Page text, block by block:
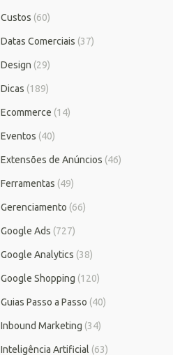
Custos (60)
Datas Comerciais (37)
Design (29)
Dicas (189)
Ecommerce (14)
Eventos (40)
Extensões de Anúncios (46)
Ferramentas (49)
Gerenciamento (66)
Google Ads (727)
Google Analytics (38)
Google Shopping (120)
Guias Passo a Passo (40)
Inbound Marketing (34)
Inteligência Artificial (63)